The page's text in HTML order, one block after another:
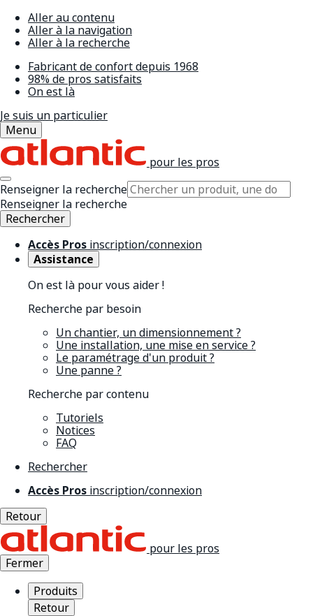
Aller au contenu
Aller à la navigation
Aller à la recherche
Fabricant de confort depuis 1968
98% de pros satisfaits
On est là
Je suis un particulier
Menu
pour les pros
Renseigner la recherche
Renseigner la recherche
Rechercher
Accès Pros inscription/connexion
Assistance
On est là pour vous aider !
Recherche par besoin
Un chantier, un dimensionnement ?
Une installation, une mise en service ?
Le paramétrage d'un produit ?
Une panne ?
Recherche par contenu
Tutoriels
Notices
FAQ
Rechercher
Accès Pros inscription/connexion
Retour
pour les pros
Fermer
Produits
Retour